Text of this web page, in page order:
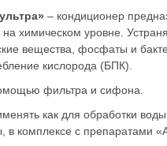
– кондиционер
химическом уровне.
вещества, фосфаты и
кислорода (БПК).
фильтра и сифона.
как для обработки
в комплексе с препаратами